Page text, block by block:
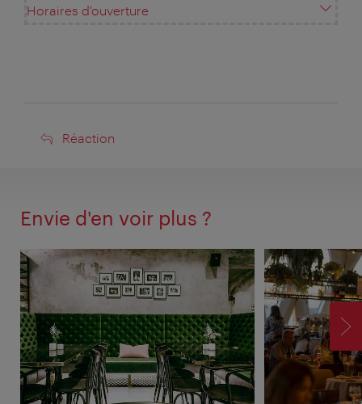
Horaires d'ouverture
Réaction
Réaction
Envie d'en voir plus ?